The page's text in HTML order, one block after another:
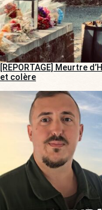
[REPORTAGE] Meurtre
et colère